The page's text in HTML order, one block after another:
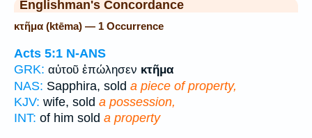
Englishman's Concordance
κτῆμα (ktēma) — 1 Occurrence
Acts 5:1 N-ANS
GRK: αὐτοῦ ἐπώλησεν κτῆμα
NAS: Sapphira, sold a piece of property,
KJV: wife, sold a possession,
INT: of him sold a property